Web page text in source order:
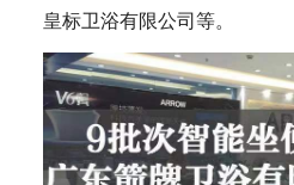
皇标卫浴有限公司等。